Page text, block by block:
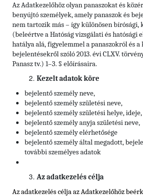
Az Adatkezelőhöz olyan panaszokat és
benyújtó személyek, amely panaszok és
nem tartozik más – így különösen bírósági,
(beleértve a Hatóság vizsgálati és hatósági
hatálya alá, figyelemmel a panaszokról és a
bejelentésekről szóló 2013. évi CLXV.
Panasz tv.) 1–3. § előírásaira.
Kezelt adatok köre
bejelentő személy neve,
bejelentő személy születési neve,
bejelentő személy születési helye, ideje,
bejelentő személy anyja születési neve,
bejelentő személy elérhetősége
bejelentő személy által megadott,
további személyes adatok
Az adatkezelés célja
Az adatkezelés célja az Adatkezelőhöz